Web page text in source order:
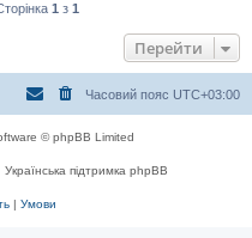
1 з 1
Перейти
Часовий пояс UTC+03:00
© phpBB Limited
Українська підтримка phpBB
| Умови